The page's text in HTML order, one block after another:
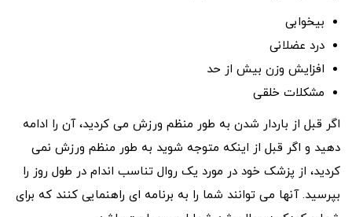
بیخوابی
درد عضلانی
افزایش وزن بیش از حد
مشکلات خلقی
اگر قبل از باردار شدن به طور منظم ورزش می کردید، آن را ادامه
دهید و اگر قبل از اینکه متوجه شوید به طور منظم ورزش نمی
کردید، از پزشک خود در مورد یک روال تناسب اندام در طول روز را
بپرسید. آنها می توانند شما را به برنامه ای راهنمایی کنند که برای